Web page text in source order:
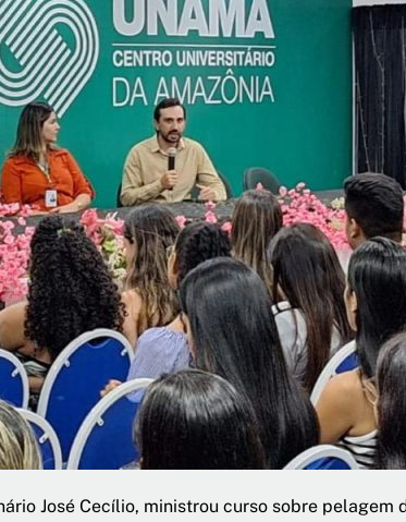
José Cecílio, ministrou curso sobre pelagem